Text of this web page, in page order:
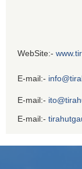
WebSite:-
E-mail:-
E-mail:-
E-mail:-